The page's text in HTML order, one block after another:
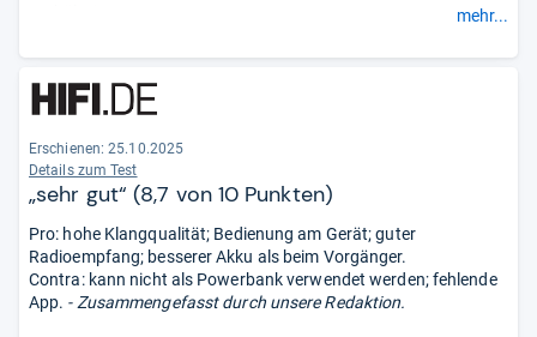
erahnen; Powerbank-Funktion entfällt.- Zusammengefasst
durch unsere Redaktion.
mehr...
Erschienen: 25.10.2025
Details zum Test
„sehr gut“ (8,7 von 10 Punkten)
Pro: hohe Klangqualität; Bedienung am Gerät; guter
Radioempfang; besserer Akku als beim Vorgänger.
Contra: kann nicht als Powerbank verwendet werden; fehlende
App. - Zusammengefasst durch unsere Redaktion.